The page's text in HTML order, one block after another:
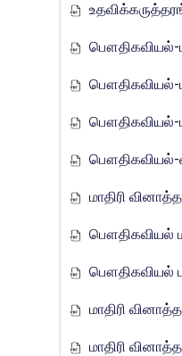
பௌதிகவியல்-
பௌதிகவியல்-
பௌதிகவியல்-
பௌதிகவியல்-
மாதிரி
பௌதிகவியல் மாதிரி
பௌதிகவியல்
மாதிரி வினாத்தாள்
மாதிரி